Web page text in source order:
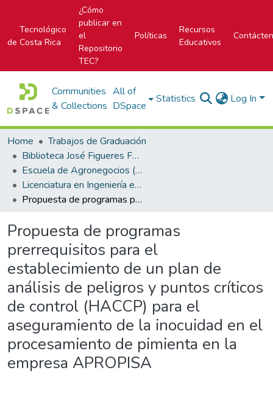
Tecnológico
de Costa Rica
¿Cómo
publicar en
el
Repositorio
TEC?
Políticas
Recursos
Educativos
Communities
& Collections
All of
DSpace
Statistics Log In
Home
Trabajos de Graduación
Biblioteca José Figueres Ferrer
Escuela de Agronegocios (antes era Agropecuaria administrativa)
Licenciatura en Ingeniería en Agronegocios
Propuesta de programas prerrequisitos para el establecimiento de un plan de análisis de peligros y puntos críticos de control (HACCP) para el aseguramiento de la inocuidad en el procesamiento de pimienta en la empresa APROPISA
Propuesta de programas
prerrequisitos para el
establecimiento de un plan de
análisis de peligros y puntos críticos
de control (HACCP) para el
aseguramiento de la inocuidad en el
procesamiento de pimienta en la
empresa APROPISA